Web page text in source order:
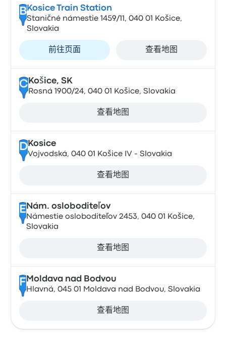
B Kosice Train Station
Staničné námestie 1459/11, 040 01 Košice,
Slovakia
前往页面 查看地图
CKošice, SK
Rosná 1900/24, 040 01 Košice, Slovakia
查看地图
DKosice
Vojvodská, 040 01 Košice IV - Slovakia
查看地图
E Nám. osloboditeľov
Námestie osloboditeľov 2453, 040 01 Košice,
Slovakia
查看地图
F Moldava nad Bodvou
Hlavná, 045 01 Moldava nad Bodvou, Slovakia
查看地图